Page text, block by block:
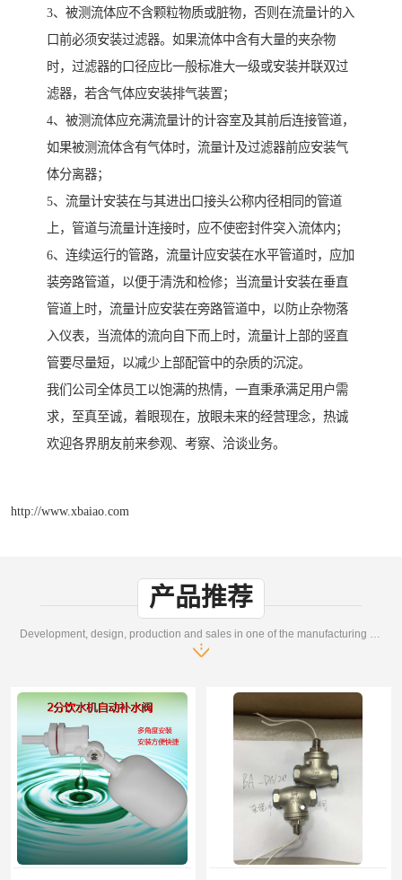
3、被测流体应不含颗粒物质或脏物，否则在流量计的入
口前必须安装过滤器。如果流体中含有大量的夹杂物
时，过滤器的口径应比一般标准大一级或安装并联双过
滤器，若含气体应安装排气装置；
4、被测流体应充满流量计的计容室及其前后连接管道，
如果被测流体含有气体时，流量计及过滤器前应安装气
体分离器；
5、流量计安装在与其进出口接头公称内径相同的管道
上，管道与流量计连接时，应不使密封件突入流体内；
6、连续运行的管路，流量计应安装在水平管道时，应加
装旁路管道，以便于清洗和检修；当流量计安装在垂直
管道上时，流量计应安装在旁路管道中，以防止杂物落
入仪表，当流体的流向自下而上时，流量计上部的竖直
管要尽量短，以减少上部配管中的杂质的沉淀。
我们公司全体员工以饱满的热情，一直秉承满足用户需
求，至真至诚，着眼现在，放眼未来的经营理念，热诚
欢迎各界朋友前来参观、考察、洽谈业务。
http://www.xbaiao.com
产品推荐